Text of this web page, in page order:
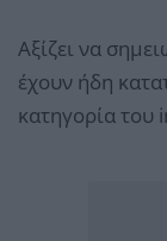
Αξίζει να
έχουν ήδη
κατηγορία